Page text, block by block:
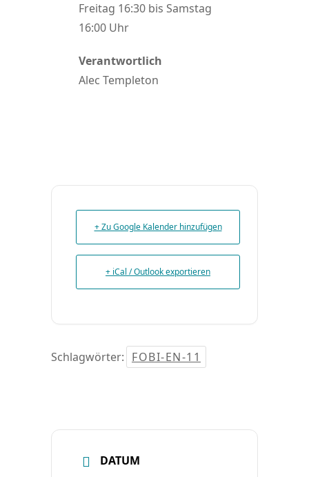
Freitag 16:30 bis Samstag
16:00 Uhr
Verantwortlich
Alec Templeton
+ Zu Google Kalender hinzufügen
+ iCal / Outlook exportieren
Schlagwörter: FOBI-EN-11
DATUM